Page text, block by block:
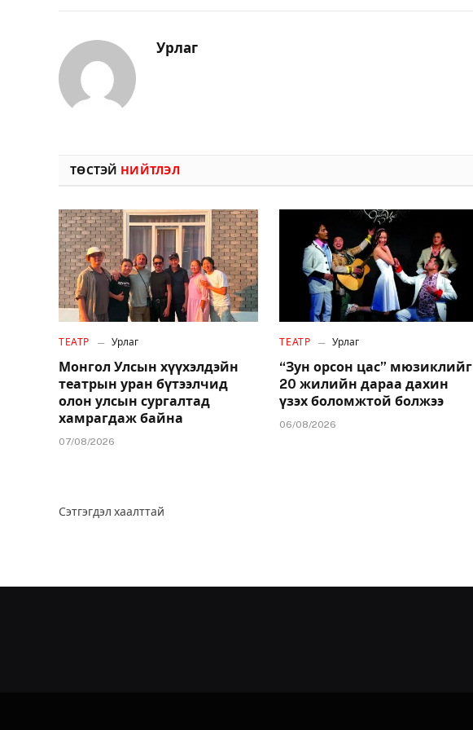
Урлаг
ТӨСТЭЙ НИЙТЛЭЛ
ТЕАТР Урлаг
Монгол Улсын хүүхэлдэйн
театрын уран бүтээлчид
олон улсын сургалтад
хамрагдаж байна
07/08/2026
ТЕАТР Урлаг
“Зун орсон цас” мюзиклийг
20 жилийн дараа дахин
үзэх боломжтой болжээ
06/08/2026
Сэтгэгдэл хаалттай